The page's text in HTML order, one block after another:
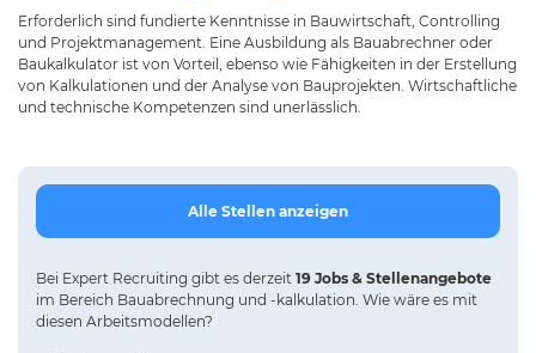
Erforderlich sind fundierte Kenntnisse in Bauwirtschaft, Controlling
und Projektmanagement. Eine Ausbildung als Bauabrechner oder
Baukalkulator ist von Vorteil, ebenso wie Fähigkeiten in der Erstellung
von Kalkulationen und der Analyse von Bauprojekten. Wirtschaftliche
und technische Kompetenzen sind unerlässlich.
Alle Stellen anzeigen
Bei Expert Recruiting gibt es derzeit 19 Jobs & Stellenangebote
im Bereich Bauabrechnung und -kalkulation. Wie wäre es mit
diesen Arbeitsmodellen?